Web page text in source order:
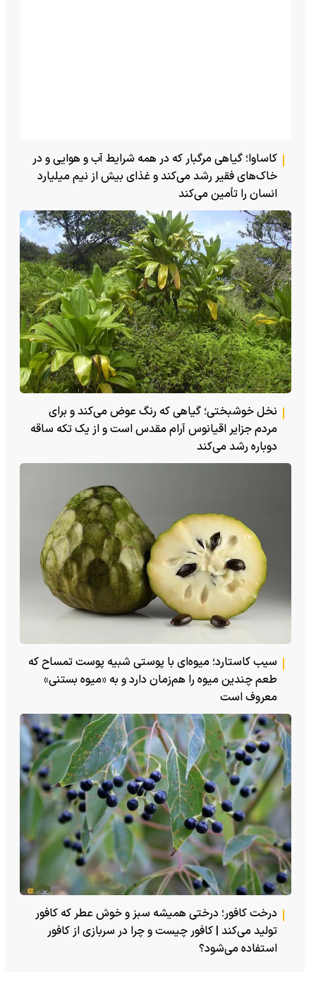
کاساوا؛ گیاهی مرگبار که در همه شرایط آب و هوایی و در
خاک‌های فقیر رشد می‌کند و غذای بیش از نیم میلیارد
انسان را تأمین می‌کند
نخل خوشبختی؛ گیاهی که رنگ عوض می‌کند و برای
مردم جزایر اقیانوس آرام مقدس است و از یک تکه ساقه
دوباره رشد می‌کند
سیب کاستارد؛ میوه‌ای با پوستی شبیه پوست تمساح که
طعم چندین میوه را هم‌زمان دارد و به «میوه بستنی»
معروف است
درخت کافور؛ درختی همیشه سبز و خوش عطر که کافور
تولید می‌کند | کافور چیست و چرا در سربازی از کافور
استفاده می‌شود؟